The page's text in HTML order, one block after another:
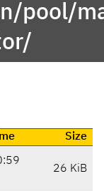
pool/
Size
26 KiB